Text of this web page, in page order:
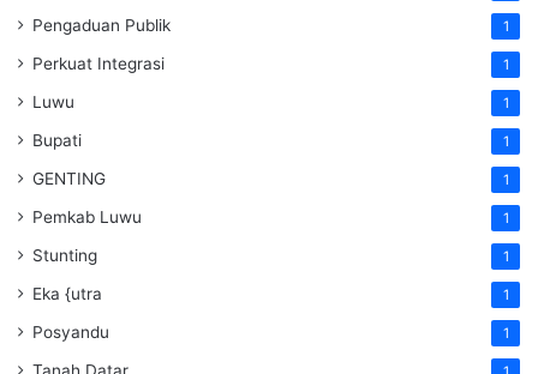
Pengaduan Publik 1
Perkuat Integrasi 1
Luwu 1
Bupati 1
GENTING 1
Pemkab Luwu 1
Stunting 1
Eka {utra 1
Posyandu 1